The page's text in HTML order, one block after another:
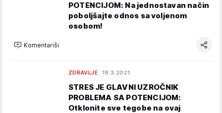
POTENCIJOM: Na jednostavan način
poboljšajte odnos sa voljenom
osobom!
Komentariši
ZDRAVLJE 19.3.2021.
STRES JE GLAVNI UZROČNIK
PROBLEMA SA POTENCIJOM:
Otklonite sve tegobe na ovaj